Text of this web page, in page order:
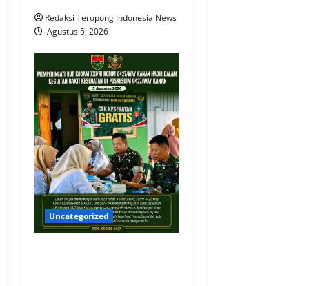
Redaksi Teropong Indonesia News
Agustus 5, 2026
Uncategorized